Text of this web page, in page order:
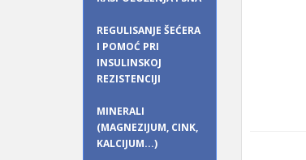
REGULISANJE ŠEĆERA
I POMOĆ PRI
INSULINSKOJ
REZISTENCIJI
MINERALI
(MAGNEZIJUM, CINK,
KALCIJUM...)